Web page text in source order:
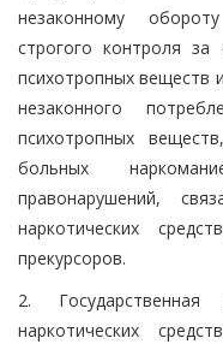
незаконному
строгого контроля за
психотропных веществ
незаконного
психотропных
больных
правонарушений,
наркотических
прекурсоров.
2.
наркотических